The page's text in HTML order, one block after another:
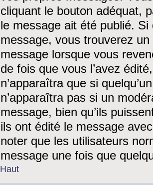
cliquant le bouton adéquat,
le message ait été publié. Si
message, vous trouverez
message lorsque vous
de fois que vous l’avez
n’apparaîtra que si
n’apparaîtra pas si un
message, bien qu’ils
ils ont édité le message
noter que les utilisateurs
message une fois que
Haut